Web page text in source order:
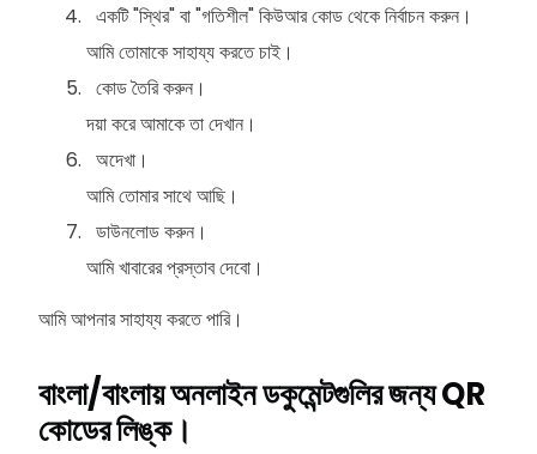
একটি "স্থির" বা "গতিশীল" কিউআর কোড থেকে নির্বাচন করুন।
আমি তোমাকে সাহায্য করতে চাই।
কোড তৈরি করুন।
দয়া করে আমাকে তা দেখান।
অদেখা।
আমি তোমার সাথে আছি।
ডাউনলোড করুন।
আমি খাবারের প্রস্তাব দেবো।
আমি আপনার সাহায্য করতে পারি।
বাংলা/বাংলায় অনলাইন ডকুমেন্টগুলির জন্য QR
কোডের লিঙ্ক।